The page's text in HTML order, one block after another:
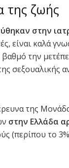
της ζωής
στην
είναι καλά
την
σεξουαλικής
της
στην Ελλάδα
(περίπου το